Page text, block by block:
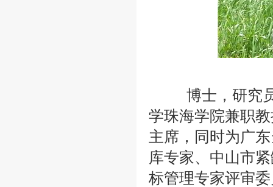
博士，研究员
学珠海学院兼职
主席，同时为广
库专家、中山市
标管理专家评审